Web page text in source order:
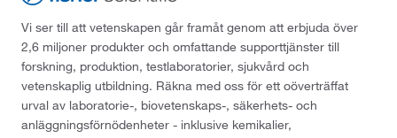
Vi ser till att vetenskapen går framåt genom att erbjuda över
2,6 miljoner produkter och omfattande supporttjänster till
forskning, produktion, testlaboratorier, sjukvård och
vetenskaplig utbildning. Räkna med oss för ett oöverträffat
urval av laboratorie-, biovetenskaps-, säkerhets- och
anläggningsförnödenheter - inklusive kemikalier,